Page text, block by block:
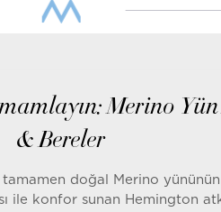
Merino Yün
& Bereler
doğal Merino
ile konfor sunan Hemington